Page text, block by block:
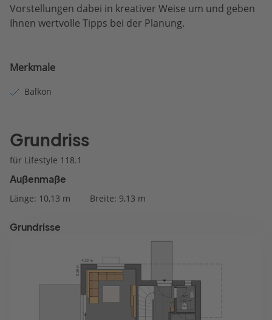
Vorstellungen dabei in kreativer Weise um und geben
Ihnen wertvolle Tipps bei der Planung.
Merkmale
Balkon
Grundriss
für Lifestyle 118.1
Außenmaße
Länge: 10,13 m Breite: 9,13 m
Grundrisse